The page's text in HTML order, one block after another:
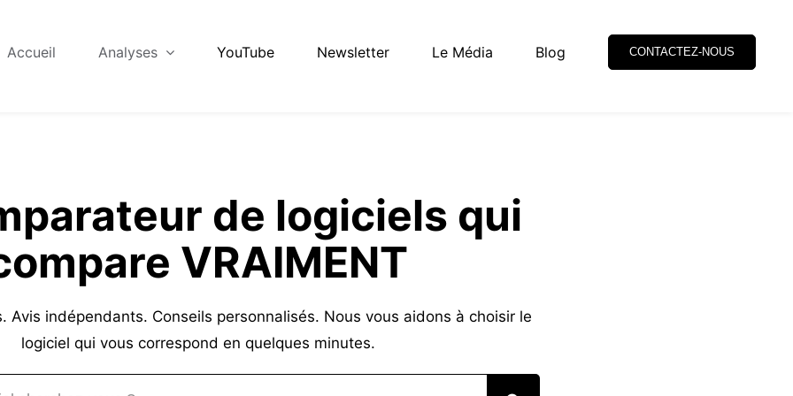
Accueil Analyses YouTube Newsletter Le Média Blog CONTACTEZ-NOUS
de logiciels qui
VRAIMENT
Avis indépendants. Conseils personnalisés. Nous vous aidons à choisir le
logiciel qui vous correspond en quelques minutes.